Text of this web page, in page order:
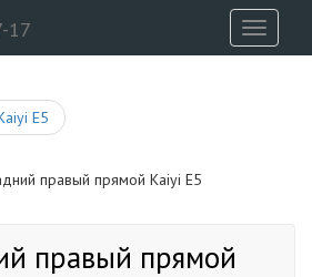
17
Toggle
E5
правый прямой